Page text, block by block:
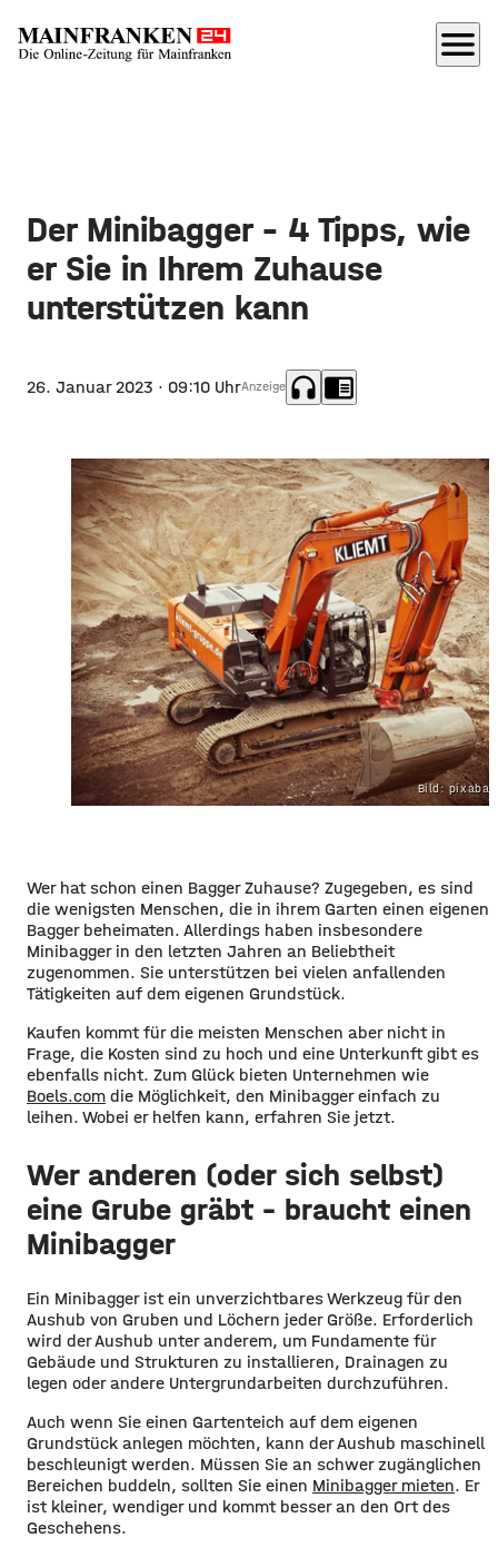
menu
Der Minibagger – 4 Tipps, wie
er Sie in Ihrem Zuhause
unterstützen kann
26. Januar 2023 · 09:10 UhrAnzeige headphones chrome_reader_mode
Bild:
Wer hat schon einen Bagger Zuhause? Zugegeben, es sind
die wenigsten Menschen, die in ihrem Garten einen eigenen
Bagger beheimaten. Allerdings haben insbesondere
Minibagger in den letzten Jahren an Beliebtheit
zugenommen. Sie unterstützen bei vielen anfallenden
Tätigkeiten auf dem eigenen Grundstück.
Kaufen kommt für die meisten Menschen aber nicht in
Frage, die Kosten sind zu hoch und eine Unterkunft gibt es
ebenfalls nicht. Zum Glück bieten Unternehmen wie
Boels.com die Möglichkeit, den Minibagger einfach zu
leihen. Wobei er helfen kann, erfahren Sie jetzt.
Wer anderen (oder sich selbst)
eine Grube gräbt – braucht einen
Minibagger
Ein Minibagger ist ein unverzichtbares Werkzeug für den
Aushub von Gruben und Löchern jeder Größe. Erforderlich
wird der Aushub unter anderem, um Fundamente für
Gebäude und Strukturen zu installieren, Drainagen zu
legen oder andere Untergrundarbeiten durchzuführen.
Auch wenn Sie einen Gartenteich auf dem eigenen
Grundstück anlegen möchten, kann der Aushub maschinell
beschleunigt werden. Müssen Sie an schwer zugänglichen
Bereichen buddeln, sollten Sie einen Minibagger mieten. Er
ist kleiner, wendiger und kommt besser an den Ort des
Geschehens.